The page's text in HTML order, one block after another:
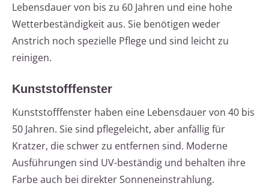
Lebensdauer von bis zu 60 Jahren und eine hohe
Wetterbeständigkeit aus. Sie benötigen weder
Anstrich noch spezielle Pflege und sind leicht zu
reinigen.
Kunststofffenster
Kunststofffenster haben eine Lebensdauer von 40 bis
50 Jahren. Sie sind pflegeleicht, aber anfällig für
Kratzer, die schwer zu entfernen sind. Moderne
Ausführungen sind UV-beständig und behalten ihre
Farbe auch bei direkter Sonneneinstrahlung.